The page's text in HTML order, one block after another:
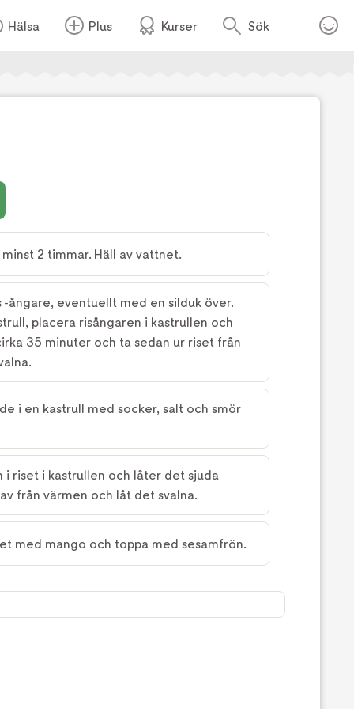
Hälsa Plus Kurser Sök
Foto:Tv4
2 timmar. Häll av vattnet.
-ångare, eventuellt med en silduk över.
placera risångaren i kastrullen och
35 minuter och ta sedan ur riset från
i en kastrull med socker, salt och smör
i riset i kastrullen och låter det sjuda
från värmen och låt det svalna.
med mango och toppa med sesamfrön.